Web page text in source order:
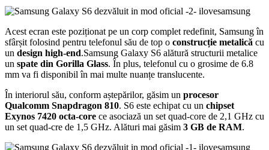
Acest ecran este poziționat pe un corp complet redefinit, Samsung în
sfârșit folosind pentru telefonul său de top o construcție metalică cu
un design high-end.Samsung Galaxy S6 alătură structurii metalice
un spate din Gorilla Glass. În plus, telefonul cu o grosime de 6.8
mm va fi disponibil în mai multe nuanțe translucente.
În interiorul său, conform aștepărilor, găsim un procesor
Qualcomm Snapdragon 810. S6 este echipat cu un chipset
Exynos 7420 octa-core ce asociază un set quad-core de 2,1 GHz cu
un set quad-cre de 1,5 GHz. Alături mai găsim 3 GB de RAM.